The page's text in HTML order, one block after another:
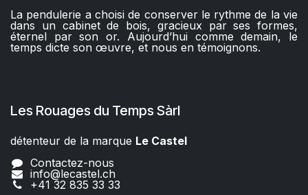
La pendulerie a choisi de conserver le rythme de la vie
dans un cabinet de bois, gracieux par ses formes,
éternel par son or. Aujourd’hui comme demain, le
temps dicte son œuvre, et nous en témoignons.
Les Rouages du Temps Sàrl
détenteur de la marque Le Castel​​
Contactez-nous
info@lecastel.ch
+41 32 835 33 33